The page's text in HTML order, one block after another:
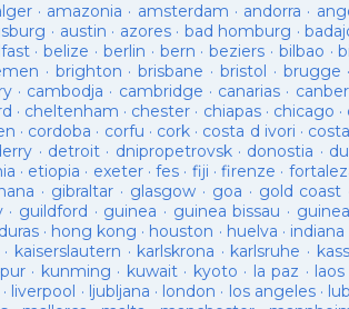
· amazonia · amsterdam · andorra ·
· austin · azores· bad homburg ·
·belize · berlin · bern ·beziers · bilbao ·
· brighton ·brisbane · bristol · brugge
· cambodja · cambridge · canarias ·
· cheltenham · chester · chiapas· chicago ·
· cordoba · corfu · cork · costa d ivori ·
· detroit· dnipropetrovsk· donostia ·
· etiopia · exeter· fes · fiji · firenze ·
· gibraltar · glasgow· goa · gold coast
· guildford · guinea · guinea bissau ·
· hong kong · houston · huelva · indiana
· kaiserslautern · karlskrona · karlsruhe ·
· kunming · kuwait· kyoto · la paz · laos
· liverpool · ljubljana · london · los angeles·